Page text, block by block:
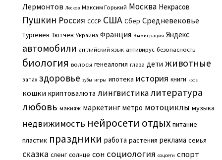
Лермонтов Лесков Максим Горький Москва Некрасов
Пушкин Россия СССР США Сбер Средневековье
Тургенев Тютчев Украина Франция Эммиграция Яндекс
автомобили английский язык антивирус безопасность
биология волосы генеалогия глаза дети животные
запах здоровье зубы игры ипотека история книги кофе
кошки криптовалюта лингвистикалитература
любовь макияж маркетинг метро мотоциклы музыка
недвижимость нейросети отдых питание
пластик праздники работа растения реклама семья
сказка сленг солнце сон социология соцсети спорт